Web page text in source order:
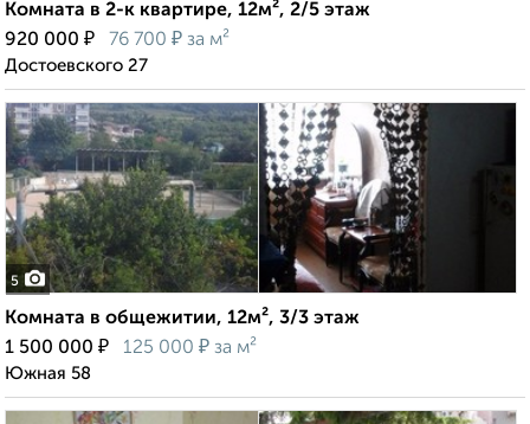
Комната в 2-к квартире, 12м², 2/5 этаж
920 000 ₽ 76 700 ₽ за м²
Достоевского 27
5
Комната в общежитии, 12м², 3/3 этаж
1 500 000 ₽ 125 000 ₽ за м²
Южная 58